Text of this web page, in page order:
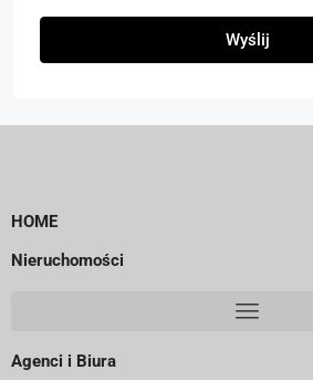
Wyślij
HOME
Nieruchomości
Agenci i Biura